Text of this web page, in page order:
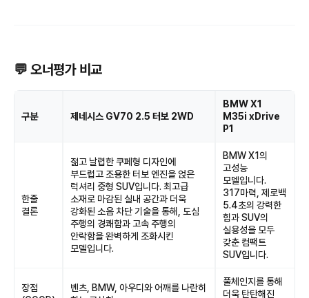
💬 오너평가 비교
구분 제네시스 GV70 2.5 터보 2WD
BMW X1
M35i xDrive
P1
한줄
결론
젊고 날렵한 쿠페형 디자인에
부드럽고 조용한 터보 엔진을 얹은
럭셔리 중형 SUV입니다. 최고급
소재로 마감된 실내 공간과 더욱
강화된 소음 차단 기술을 통해, 도심
주행의 경쾌함과 고속 주행의
안락함을 완벽하게 조화시킨
모델입니다.
BMW X1의
고성능
모델입니다.
317마력, 제로백
5.4초의 강력한
힘과 SUV의
실용성을 모두
갖춘 컴팩트
SUV입니다.
장점
벤츠, BMW, 아우디와 어깨를 나란히
풀체인지를 통해
더욱 탄탄해진